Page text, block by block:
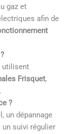
gaz et
afin de
utilisent
Frisquet,
?
un dépannage
suivi régulier